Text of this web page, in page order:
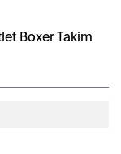
Boxer Takim